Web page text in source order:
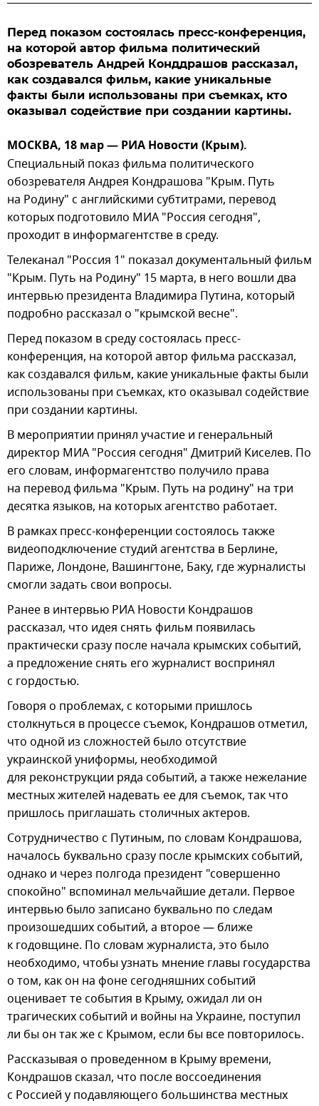
Перед показом состоялась пресс-конференция,
на которой автор фильма политический
обозреватель Андрей Конддрашов рассказал,
как создавался фильм, какие уникальные
факты были использованы при съемках, кто
оказывал содействие при создании картины.
МОСКВА, 18 мар — РИА Новости (Крым).
Специальный показ фильма политического
обозревателя Андрея Кондрашова "Крым. Путь
на Родину" с английскими субтитрами, перевод
которых подготовило МИА "Россия сегодня",
проходит в информагентстве в среду.
Телеканал "Россия 1" показал документальный фильм
"Крым. Путь на Родину" 15 марта, в него вошли два
интервью президента Владимира Путина, который
подробно рассказал о "крымской весне".
Перед показом в среду состоялась пресс-
конференция, на которой автор фильма рассказал,
как создавался фильм, какие уникальные факты были
использованы при съемках, кто оказывал содействие
при создании картины.
В мероприятии принял участие и генеральный
директор МИА "Россия сегодня" Дмитрий Киселев. По
его словам, информагентство получило права
на перевод фильма "Крым. Путь на родину" на три
десятка языков, на которых агентство работает.
В рамках пресс-конференции состоялось также
видеоподключение студий агентства в Берлине,
Париже, Лондоне, Вашингтоне, Баку, где журналисты
смогли задать свои вопросы.
Ранее в интервью РИА Новости Кондрашов
рассказал, что идея снять фильм появилась
практически сразу после начала крымских событий,
а предложение снять его журналист воспринял
с гордостью.
Говоря о проблемах, с которыми пришлось
столкнуться в процессе съемок, Кондрашов отметил,
что одной из сложностей было отсутствие
украинской униформы, необходимой
для реконструкции ряда событий, а также нежелание
местных жителей надевать ее для съемок, так что
пришлось приглашать столичных актеров.
Сотрудничество с Путиным, по словам Кондрашова,
началось буквально сразу после крымских событий,
однако и через полгода президент "совершенно
спокойно" вспоминал мельчайшие детали. Первое
интервью было записано буквально по следам
произошедших событий, а второе — ближе
к годовщине. По словам журналиста, это было
необходимо, чтобы узнать мнение главы государства
о том, как он на фоне сегодняшних событий
оценивает те события в Крыму, ожидал ли он
трагических событий и войны на Украине, поступил
ли бы он так же с Крымом, если бы все повторилось.
Рассказывая о проведенном в Крыму времени,
Кондрашов сказал, что после воссоединения
с Россией у подавляющего большинства местных